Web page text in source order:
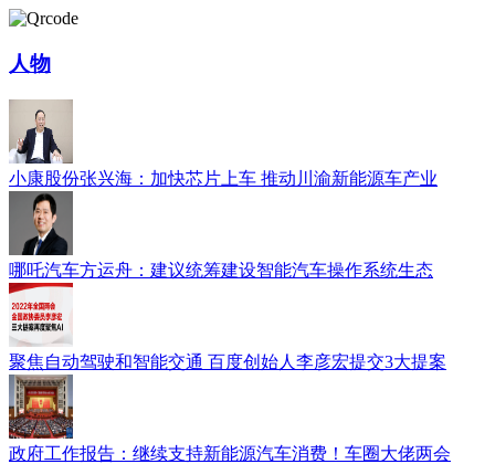
人物
小康股份张兴海：加快芯片上车 推动川渝新能源车产业
哪吒汽车方运舟：建议统筹建设智能汽车操作系统生态
聚焦自动驾驶和智能交通 百度创始人李彦宏提交3大提案
政府工作报告：继续支持新能源汽车消费！车圈大佬两会